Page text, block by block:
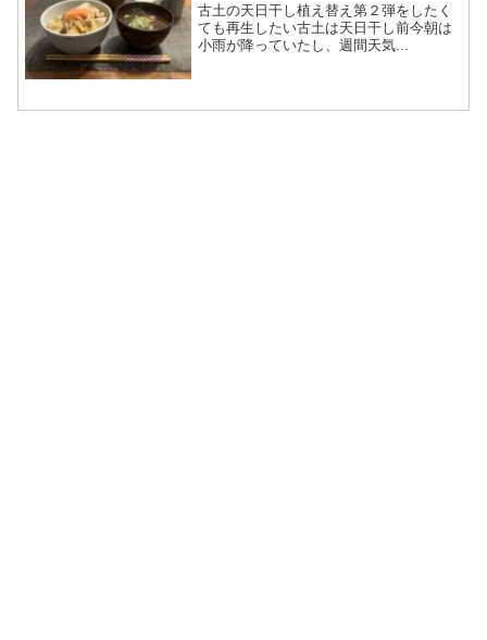
古土の天日干し植え替え第２弾をしたく
ても再生したい古土は天日干し前今朝は
小雨が降っていたし、週間天気...